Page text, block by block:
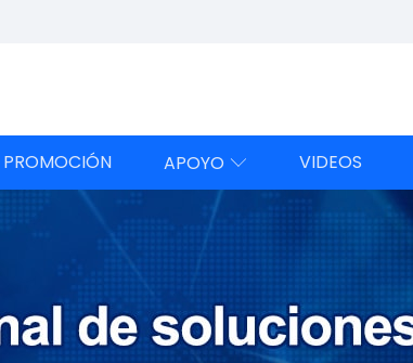
PROMOCIÓN APOYO  VIDEOS